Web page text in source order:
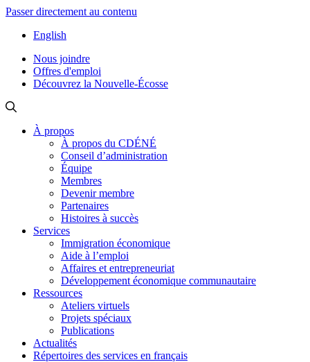
Passer directement au contenu
English
Nous joindre
Offres d'emploi
Découvrez la Nouvelle-Écosse
À propos
À propos du CDÉNÉ
Conseil d’administration
Équipe
Membres
Devenir membre
Partenaires
Histoires à succès
Services
Immigration économique
Aide à l’emploi
Affaires et entrepreneuriat
Développement économique communautaire
Ressources
Ateliers virtuels
Projets spéciaux
Publications
Actualités
Répertoires des services en français